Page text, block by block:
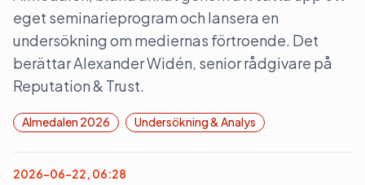
eget seminarieprogram och lansera en
undersökning om mediernas förtroende. Det
berättar Alexander Widén, senior rådgivare på
Reputation & Trust.
Almedalen 2026 Undersökning & Analys
2026-06-22, 06:28